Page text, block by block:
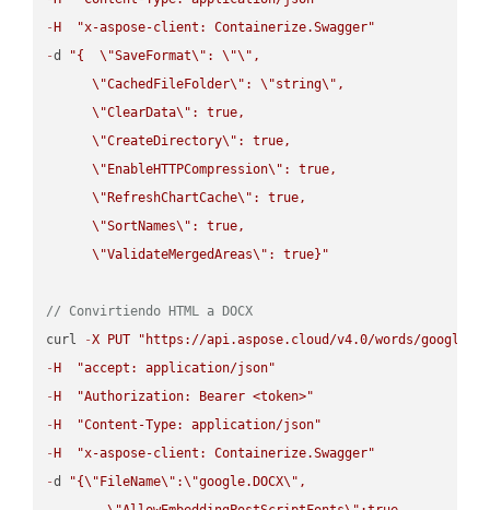
- H
"x-aspose-client: Containerize.Swagger"
-d "{ \"SaveFormat\" : \"\" ,
\"CachedFileFolder\" : \"string\" ,
\"ClearData\" : true,
\"CreateDirectory\" : true,
\" EnableHTTPCompression\" : true,
\" RefreshChartCache\" : true,
\"SortNames\" : true,
\"ValidateMergedAreas\" : true}"
// Convirtiendo HTML a DOCX
curl
-X PUT
"https://api.aspose.cloud/v4.0/words/
- H
"accept: application/json"
- H
"Authorization: Bearer <token>"
- H
"Content-Type: application/json"
- H
"x-aspose-client: Containerize.Swagger"
-d "{\" FileName\" :\"google.DOCX\" ,